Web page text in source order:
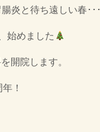
炎と待ち遠しい春･･･
始めました
開院します。
！